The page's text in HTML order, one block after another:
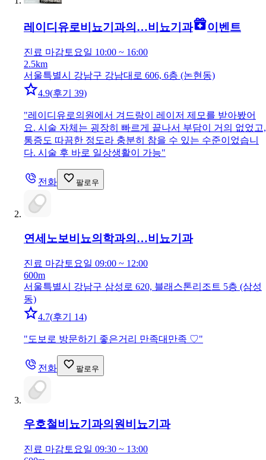
레이디유로비뇨기과의…비뇨기과 이벤트
진료 마감토요일 10:00 ~ 16:00
2.5km
서울특별시 강남구 강남대로 606, 6층 (논현동)
4.9(후기 39)
"레이디유로의원에서 겨드랑이 레이저 제모를 받아봤어
요. 시술 자체는 굉장히 빠르게 끝나서 부담이 거의 없었고,
통증도 따끔한 정도라 충분히 참을 수 있는 수준이었습니
다. 시술 후 바로 일상생활이 가능"
전화 팔로우
연세노보비뇨의학과의…비뇨기과
진료 마감토요일 09:00 ~ 12:00
600m
서울특별시 강남구 삼성로 620, 블래스톤리조트 5층 (삼성
동)
4.7(후기 14)
"도보로 방문하기 좋은거리 만족대만족 ♡"
전화 팔로우
우호철비뇨기과의원비뇨기과
진료 마감토요일 09:30 ~ 13:00